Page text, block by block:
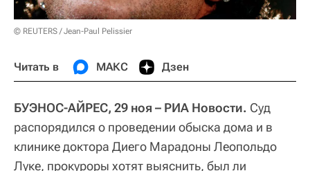
© REUTERS / Jean-Paul Pelissier
Читать в МАКС Дзен
БУЭНОС-АЙРЕС, 29 ноя – РИА Новости. Суд
распорядился о проведении обыска дома и в
клинике доктора Диего Марадоны Леопольдо
Луке, прокуроры хотят выяснить, был ли